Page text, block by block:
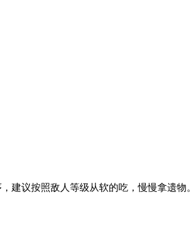
建议按照敌人等级从软的吃，慢慢拿遗物。